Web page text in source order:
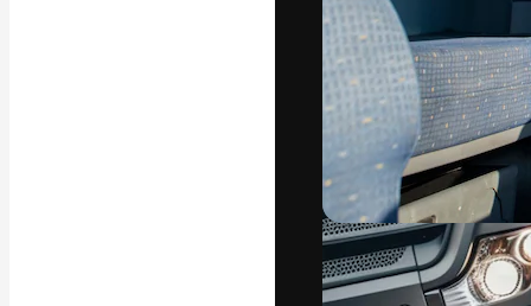
Copyright ©